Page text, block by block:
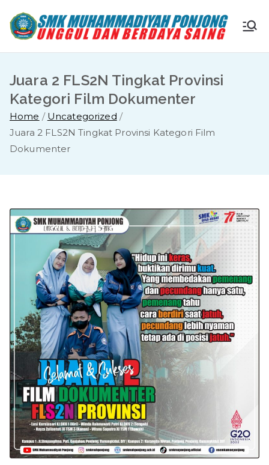
content
S
m
m
ad
iy
o
nj
Ungg
ul
Juara 2 FLS2N Tingkat Provinsi
Kategori Film Dokumenter
Home
Uncategorized
Juara 2 FLS2N Tingkat Provinsi Kategori Film
Dokumenter